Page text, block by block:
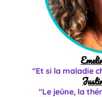
"Et si la maladie
"Le jeûne, la